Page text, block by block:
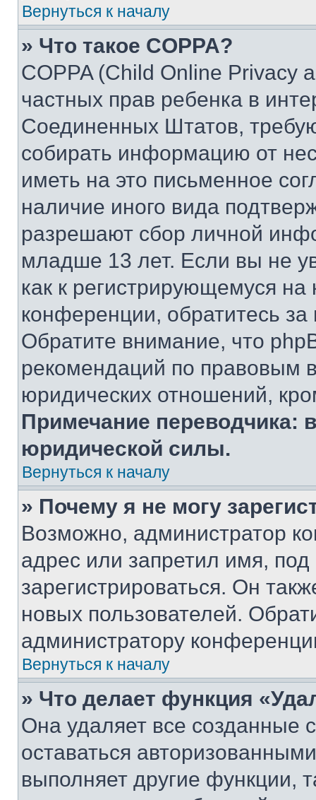
Вернуться к началу
» Что такое COPPA?
COPPA (Child Online Privacy
частных прав ребенка в
Соединенных Штатов,
собирать информацию от
иметь на это письменное
наличие иного вида
разрешают сбор личной
младше 13 лет. Если вы не
как к регистрирующемуся
конференции, обратитесь
Обратите внимание, что
рекомендаций по правовым
юридических отношений,
Примечание переводчика:
юридической силы.
Вернуться к началу
» Почему я не могу
Возможно, администратор
адрес или запретил имя,
зарегистрироваться. Он
новых пользователей.
администратору
Вернуться к началу
» Что делает функция
Она удаляет все созданные
оставаться
выполняет другие функции,